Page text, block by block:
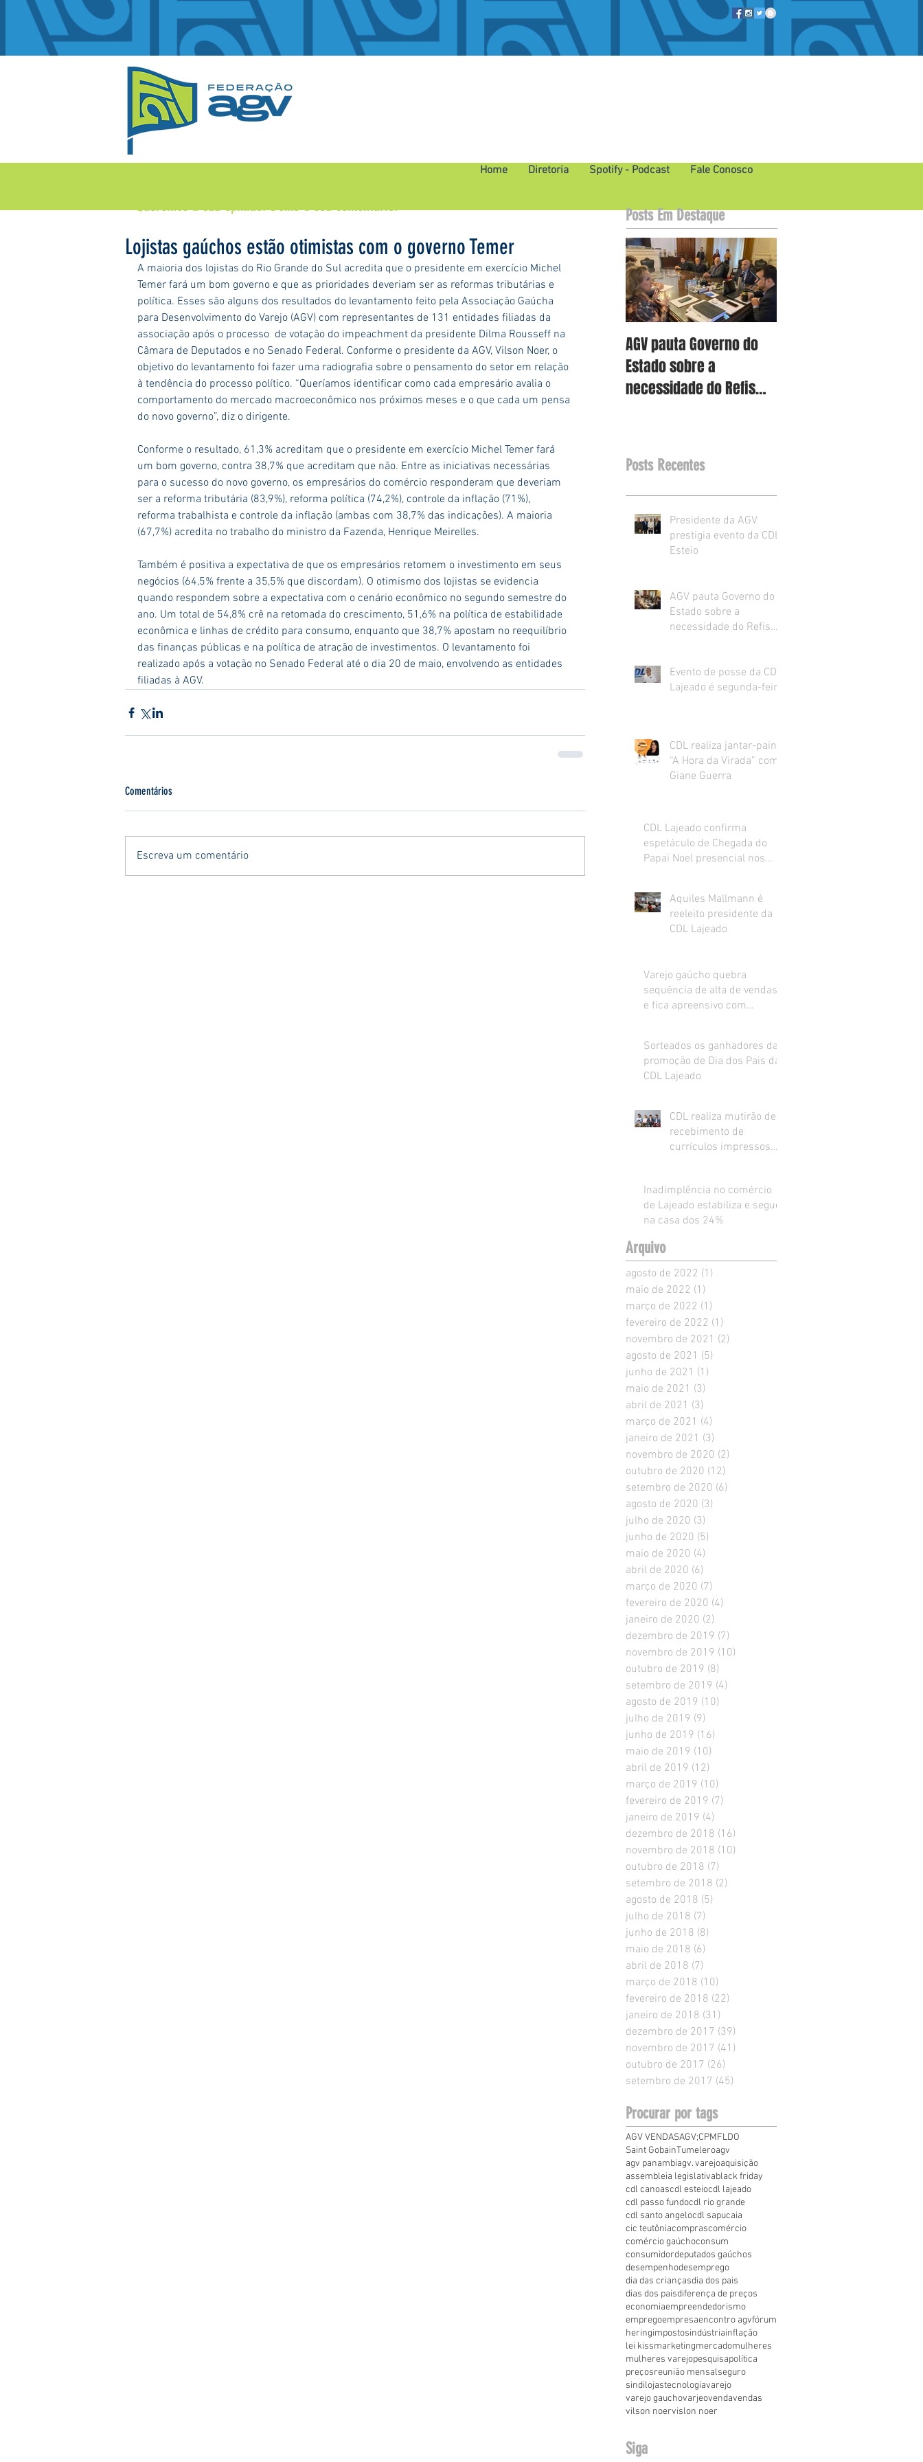
Home Diretoria Spotify - Podcast Fale Conosco
Queremos a sua opinião!Deixe o seu comentário.
Lojistas gaúchos estão otimistas com o governo Temer
A maioria dos lojistas do Rio Grande do Sul acredita que o presidente em exercício Michel
Temer fará um bom governo e que as prioridades deveriam ser as reformas tributárias e
política. Esses são alguns dos resultados do levantamento feito pela Associação Gaúcha
para Desenvolvimento do Varejo (AGV) com representantes de 131 entidades filiadas da
associação após o processo  de votação do impeachment da presidente Dilma Rousseff na
Câmara de Deputados e no Senado Federal. Conforme o presidente da AGV, Vilson Noer, o
objetivo do levantamento foi fazer uma radiografia sobre o pensamento do setor em relação
à tendência do processo político. “Queríamos identificar como cada empresário avalia o
comportamento do mercado macroeconômico nos próximos meses e o que cada um pensa
do novo governo”, diz o dirigente.
Conforme o resultado, 61,3% acreditam que o presidente em exercício Michel Temer fará
um bom governo, contra 38,7% que acreditam que não. Entre as iniciativas necessárias
para o sucesso do novo governo, os empresários do comércio responderam que deveriam
ser a reforma tributária (83,9%), reforma política (74,2%), controle da inflação (71%),
reforma trabalhista e controle da inflação (ambas com 38,7% das indicações). A maioria
(67,7%) acredita no trabalho do ministro da Fazenda, Henrique Meirelles.
Também é positiva a expectativa de que os empresários retomem o investimento em seus
negócios (64,5% frente a 35,5% que discordam). O otimismo dos lojistas se evidencia
quando respondem sobre a expectativa com o cenário econômico no segundo semestre do
ano. Um total de 54,8% crê na retomada do crescimento, 51,6% na política de estabilidade
econômica e linhas de crédito para consumo, enquanto que 38,7% apostam no reequilíbrio
das finanças públicas e na política de atração de investimentos. O levantamento foi
realizado após a votação no Senado Federal até o dia 20 de maio, envolvendo as entidades
filiadas à AGV.
Comentários
Escreva um comentário
Posts Em Destaque
AGV pauta Governo do
Estado sobre a
necessidade do Refis
Posts Recentes
Presidente da AGV
prestigia evento da CDL
Esteio
AGV pauta Governo do
Estado sobre a
necessidade do Refis
Evento de posse da CDL
Lajeado é segunda-feira
CDL realiza jantar-painel
“A Hora da Virada” com
Giane Guerra
CDL Lajeado confirma
espetáculo de Chegada do
Papai Noel presencial nos
Aquiles Mallmann é
reeleito presidente da
CDL Lajeado
Varejo gaúcho quebra
sequência de alta de vendas
e fica apreensivo com
Sorteados os ganhadores da
promoção de Dia dos Pais da
CDL Lajeado
CDL realiza mutirão de
recebimento de
currículos impressos
Inadimplência no comércio
de Lajeado estabiliza e segue
na casa dos 24%
Arquivo
agosto de 2022 (1)
maio de 2022 (1)
março de 2022 (1)
fevereiro de 2022 (1)
novembro de 2021 (2)
agosto de 2021 (5)
junho de 2021 (1)
maio de 2021 (3)
abril de 2021 (3)
março de 2021 (4)
janeiro de 2021 (3)
novembro de 2020 (2)
outubro de 2020 (12)
setembro de 2020 (6)
agosto de 2020 (3)
julho de 2020 (3)
junho de 2020 (5)
maio de 2020 (4)
abril de 2020 (6)
março de 2020 (7)
fevereiro de 2020 (4)
janeiro de 2020 (2)
dezembro de 2019 (7)
novembro de 2019 (10)
outubro de 2019 (8)
setembro de 2019 (4)
agosto de 2019 (10)
julho de 2019 (9)
junho de 2019 (16)
maio de 2019 (10)
abril de 2019 (12)
março de 2019 (10)
fevereiro de 2019 (7)
janeiro de 2019 (4)
dezembro de 2018 (16)
novembro de 2018 (10)
outubro de 2018 (7)
setembro de 2018 (2)
agosto de 2018 (5)
julho de 2018 (7)
junho de 2018 (8)
maio de 2018 (6)
abril de 2018 (7)
março de 2018 (10)
fevereiro de 2018 (22)
janeiro de 2018 (31)
dezembro de 2017 (39)
novembro de 2017 (41)
outubro de 2017 (26)
setembro de 2017 (45)
Procurar por tags
AGV VENDASAGV;CPMFLDO
Saint GobainTumeleroagv
agv panambiagv. varejoaquisição
assembleia legislativablack friday
cdl canoascdl esteiocdl lajeado
cdl passo fundocdl rio grande
cdl santo angelocdl sapucaia
cic teutôniacomprascomércio
comércio gaúchoconsum
consumidordeputados gaúchos
desempenhodesemprego
dia das criançasdia dos pais
dias dos paisdiferença de preços
economiaempreendedorismo
empregoempresaencontro agvfórum
heringimpostosindústriainflação
lei kissmarketingmercadomulheres
mulheres varejopesquisapolítica
preçosreunião mensalseguro
sindilojastecnologiavarejo
varejo gauchovarjeovendavendas
vilson noervislon noer
Siga